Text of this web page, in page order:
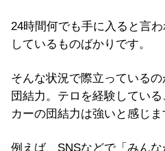
24時間何でも手に入ると言
しているものばかりです。
そんな状況で際立っている
団結力。テロを経験してい
カーの団結力は強いと感じま
例えば、SNSなどで「みん